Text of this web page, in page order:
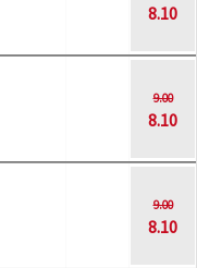
8.10
9.00
8.10
9.00
8.10